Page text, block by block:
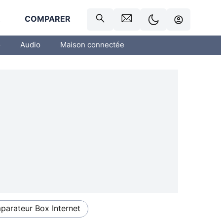
COMPARER
Audio Maison connectée
Box Internet